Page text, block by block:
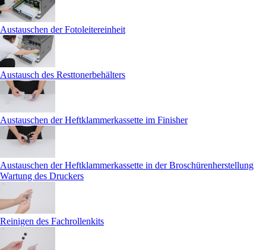
Austauschen der Fotoleitereinheit
Austausch des Resttonerbehälters
Austauschen der Heftklammerkassette im Finisher
Austauschen der Heftklammerkassette in der Broschürenherstellung
Wartung des Druckers
Reinigen des Fachrollenkits